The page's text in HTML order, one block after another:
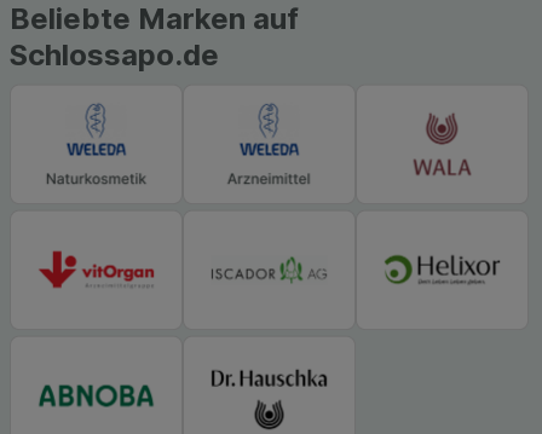
Beliebte Marken auf
Schlossapo.de